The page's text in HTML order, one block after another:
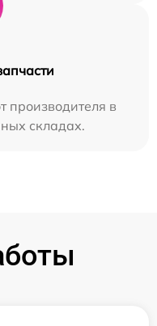
производителя в
складах.